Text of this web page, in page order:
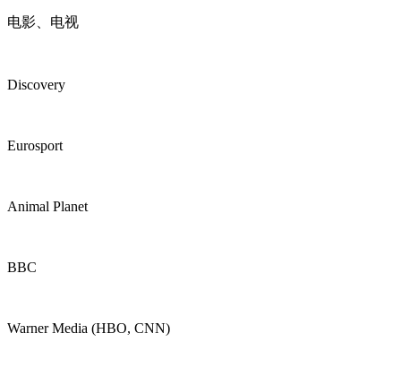
电影、电视
Discovery
Eurosport
Animal Planet
BBC
Warner Media (HBO, CNN)